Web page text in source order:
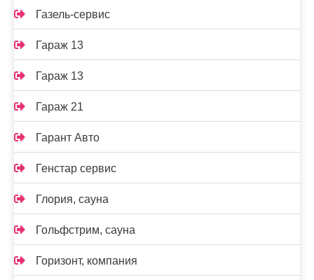
Газель-сервис
Гараж 13
Гараж 13
Гараж 21
Гарант Авто
Генстар сервис
Глория, сауна
Гольфстрим, сауна
Горизонт, компания